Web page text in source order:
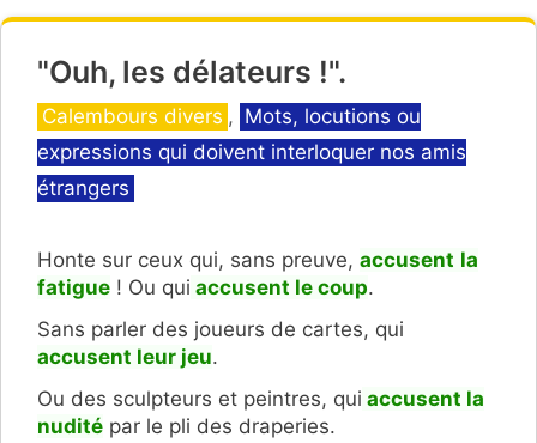
"Ouh, les délateurs !".
Catégories
Calembours divers , Mots, locutions ou
expressions qui doivent interloquer nos amis
étrangers
Honte sur ceux qui, sans preuve, accusent la
fatigue ! Ou qui accusent le coup.
Sans parler des joueurs de cartes, qui
accusent leur jeu.
Ou des sculpteurs et peintres, qui accusent la
nudité par le pli des draperies.